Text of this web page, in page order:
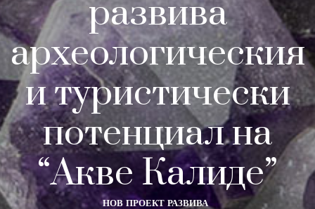
развива
археологическия
и туристически
потенциал на
“Акве Калиде”
НОВ ПРОЕКТ РАЗВИВА